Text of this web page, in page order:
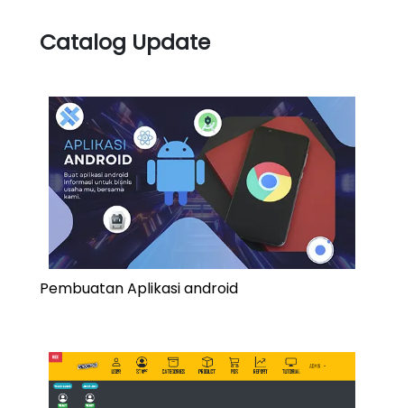
Catalog Update
Pembuatan Aplikasi android